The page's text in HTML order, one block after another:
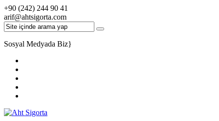
+90 (242) 244 90 41
arif@ahtsigorta.com
Sosyal Medyada Biz}